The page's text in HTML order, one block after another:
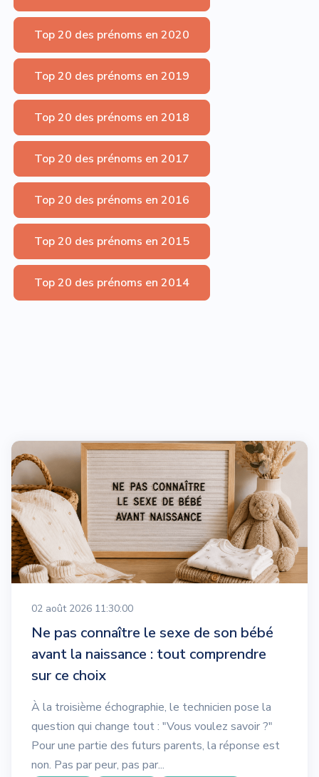
Top 20 des prénoms en 2020
Top 20 des prénoms en 2019
Top 20 des prénoms en 2018
Top 20 des prénoms en 2017
Top 20 des prénoms en 2016
Top 20 des prénoms en 2015
Top 20 des prénoms en 2014
02 août 2026 11:30:00
Ne pas connaître le sexe de son bébé
avant la naissance : tout comprendre
sur ce choix
À la troisième échographie, le technicien pose la
question qui change tout : "Vous voulez savoir ?"
Pour une partie des futurs parents, la réponse est
non. Pas par peur, pas par...